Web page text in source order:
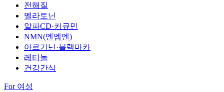
전해질
멜라토닌
알파CD·커큐민
NMN(엔엠엔)
아르기닌·블랙마카
레티놀
건강간식
For 여성